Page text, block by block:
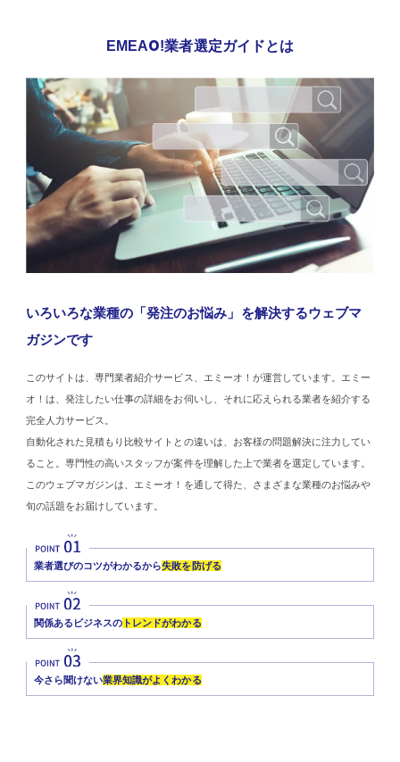
EMEAO!業者選定ガイドとは
いろいろな業種の「発注のお悩み」を解決するウェブマ
ガジンです
このサイトは、専門業者紹介サービス、エミーオ！が運営しています。エミー
オ！は、発注したい仕事の詳細をお伺いし、それに応えられる業者を紹介する
完全人力サービス。
自動化された見積もり比較サイトとの違いは、お客様の問題解決に注力してい
ること。専門性の高いスタッフが案件を理解した上で業者を選定しています。
このウェブマガジンは、エミーオ！を通して得た、さまざまな業種のお悩みや
旬の話題をお届けしています。
業者選びのコツがわかるから失敗を防げる
関係あるビジネスの トレンドがわかる
今さら聞けない業界知識がよくわかる